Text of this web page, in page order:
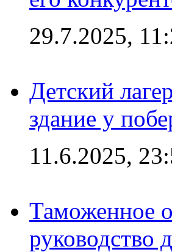
29.7.2025,
Детский
здание у
11.6.2025,
Таможенное
руководство